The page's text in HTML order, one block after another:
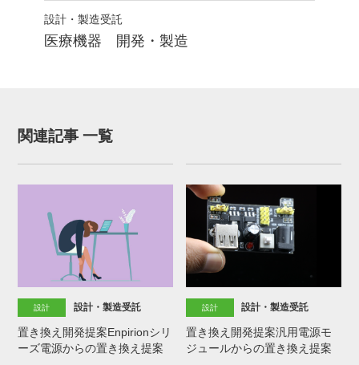
設計・製造受託
医療機器 開発・製造
関連記事 一覧
設計 設計・製造受託
置き換え開発提案Enpirionシリ
ーズ電源からの置き換え提案
設計 設計・製造受託
置き換え開発提案汎用電源モ
ジュールからの置き換え提案